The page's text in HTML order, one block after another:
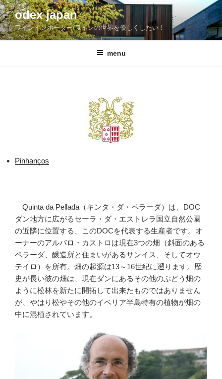
コ
ン
テ
ン
odex japan
ワインインポーター/ワインの世界を優しくしたい！
menu
Pinhanços
Quinta da Pellada（キンタ・ダ・ペラーダ）は、DOC
ダン地方に広がるセーラ・ダ・エストレラ国立自然公園
の近隣に位置する、このDOCを代表する生産者です。オ
ーナーのアルバロ・カストロは現在3つの畑（斜面のある
ペラーダ、醸造所と住まいがあるサンイス、そしてオウ
テイロ）を所有。畑の起源は13～16世紀に遡ります。歴
史が長い彼の畑は、現在ダンにあるその他のぶどう畑の
ように松林を新たに開拓して出来たものではありません
が、やはり松やその他のイベリア半島特有の植物が畑の
中に混植されています。